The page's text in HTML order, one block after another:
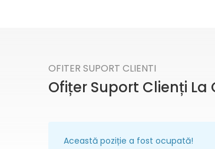
OFITER SUPORT CLIENTI
Ofițer Suport Clienți La
Această poziție a fost ocupată!